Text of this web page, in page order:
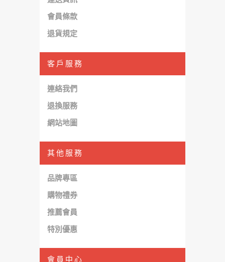
會員條款
退貨規定
客戶服務
連絡我們
退換服務
網站地圖
其他服務
品牌專區
購物禮券
推薦會員
特別優惠
會員中心